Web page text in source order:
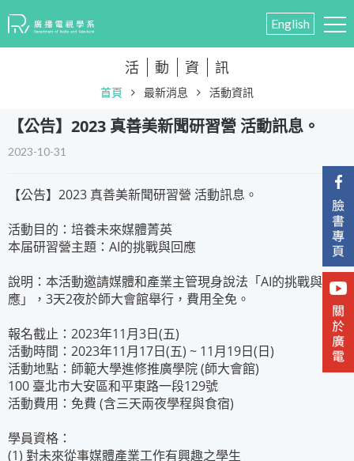
English
活 動 資 訊
首頁 最新消息 活動資訊
​【公告】2023 真善美新聞研習營 活動訊息。
2023-10-31
【公告】2023 真善美新聞研習營 活動訊息。
活動目的：培養未來媒體菁英
本届研習營主題：AI的挑戰與回應
說明：本活動邀請媒體和產業主管現身說法「AI的挑戰與因
應」，3天2夜於師大會館舉行，費用全免。
報名截止：2023年11月3日(五)
活動時間：2023年11月17日(五) ~ 11月19日(日)
活動地點：師範大學進修推廣學院 (師大會館)
100 臺北市大安區和平東路一段129號
活動費用：免費 (含三天兩夜學程與食宿)
學員資格：
(1) 對未來從事媒體產業工作有興趣之學生